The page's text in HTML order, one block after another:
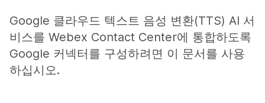
Google 클라우드 텍스트 음성 변환(TTS) AI 서
비스를 Webex Contact Center에 통합하도록
Google 커넥터를 구성하려면 이 문서를 사용
하십시오.